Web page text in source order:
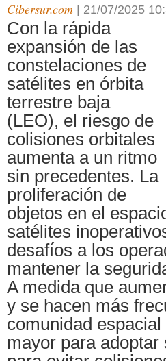
Cibersur.com 21/07/2025
Con la rápida
expansión de las
constelaciones de
satélites en órbita
terrestre baja
(LEO), el riesgo de
colisiones orbitales
aumenta a un ritmo
sin precedentes. La
proliferación de
objetos en el
satélites
desafíos a los
mantener la
A medida que
y se hacen más
comunidad
mayor para